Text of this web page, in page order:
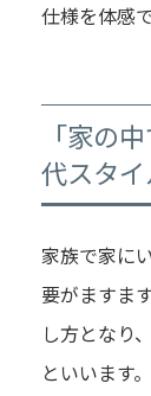
仕様を体感
「家の
代スタ
家族で家に
要がますま
し方となり
といいます